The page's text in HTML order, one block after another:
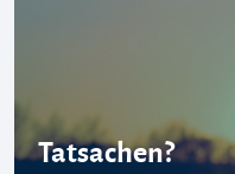
Tatsachen?